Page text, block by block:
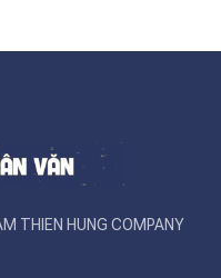
THIEN HUNG COMPANY